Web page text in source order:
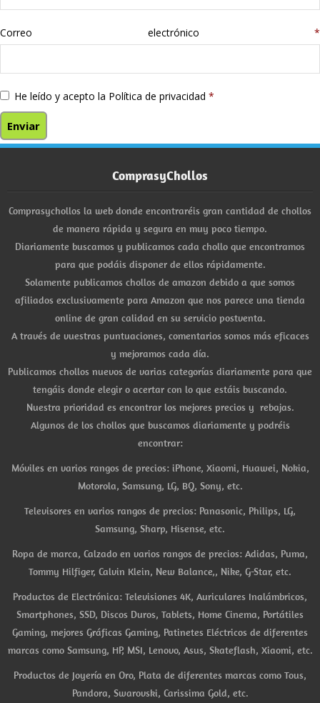
libros
Correo electrónico *
He leído y acepto la Política de privacidad *
ComprasyChollos
Comprasychollos la web donde encontraréis gran cantidad de chollos
de manera rápida y segura en muy poco tiempo.
Diariamente buscamos y publicamos cada chollo que encontramos
para que podáis disponer de ellos rápidamente.
Solamente publicamos chollos de amazon debido a que somos
afiliados exclusivamente para Amazon que nos parece una tienda
online de gran calidad en su servicio postventa.
A través de vuestras puntuaciones, comentarios somos más eficaces
y mejoramos cada día.
Publicamos chollos nuevos de varias categorías diariamente para que
tengáis donde elegir o acertar con lo que estáis buscando.
Nuestra prioridad es encontrar los mejores precios y rebajas.
Algunos de los chollos que buscamos diariamente y podréis
encontrar:
Móviles en varios rangos de precios: iPhone, Xiaomi, Huawei, Nokia,
Motorola, Samsung, LG, BQ, Sony, etc.
Televisores en varios rangos de precios: Panasonic, Philips, LG,
Samsung, Sharp, Hisense, etc.
Ropa de marca, Calzado en varios rangos de precios: Adidas, Puma,
Tommy Hilfiger, Calvin Klein, New Balance,, Nike, G-Star, etc.
Productos de Electrónica: Televisiones 4K, Auriculares Inalámbricos,
Smartphones, SSD, Discos Duros, Tablets, Home Cinema, Portátiles
Gaming, mejores Gráficas Gaming, Patinetes Eléctricos de diferentes
marcas como Samsung, HP, MSI, Lenovo, Asus, Skateflash, Xiaomi, etc.
Productos de Joyería en Oro, Plata de diferentes marcas como Tous,
Pandora, Swarovski, Carissima Gold, etc.